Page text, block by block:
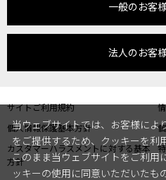
一般のお客
法人のお客
サイトご利用規約
個人情報保護基本方針
カスタマーハラスメントに対する基本
方針
当ウェブサイトでは、お客様によ
をご提供するため、クッキーを利
このまま当ウェブサイトをご利用
ッキーの使用に同意いただいたも